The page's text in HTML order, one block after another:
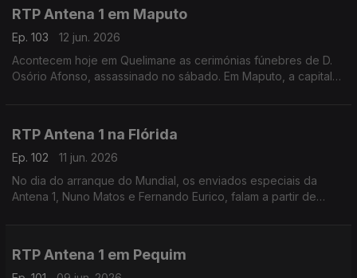
RTP Antena 1 em Maputo
Ep. 103
12 jun. 2026
Acontecem hoje em Quelimane as cerimónias fúnebres de D.
Osório Afonso, assassinado no sábado. Em Maputo, a capital
RTP Antena 1 na Flórida
Ep. 102
11 jun. 2026
No dia do arranque do Mundial, os enviados especiais da
Antena 1, Nuno Matos e Fernando Eurico, falam a partir de
RTP Antena 1 em Pequim